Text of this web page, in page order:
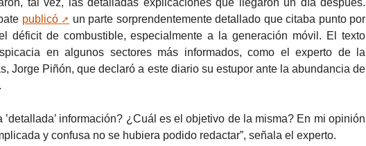
tal vez, las detalladas explicaciones que llegaron un día después.
publicó
un parte sorprendentemente detallado que citaba punto por
déficit de combustible, especialmente a la generación móvil. El texto
en algunos sectores más informados, como el experto de la
Jorge Piñón, que declaró a este diario su estupor ante la abundancia de
’detallada’ información? ¿Cuál es el objetivo de la misma? En mi opinión
y confusa no se hubiera podido redactar”, señala el experto.